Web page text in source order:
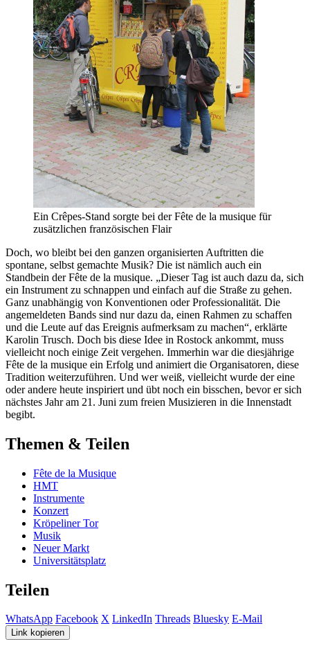
Ein Crêpes-Stand sorgte bei der Fête de la musique für
zusätzlichen französischen Flair
Doch, wo bleibt bei den ganzen organisierten Auftritten die
spontane, selbst gemachte Musik? Die ist nämlich auch ein
Standbein der Fête de la musique. „Dieser Tag ist auch dazu da, sich
ein Instrument zu schnappen und einfach auf die Straße zu gehen.
Ganz unabhängig von Konventionen oder Professionalität. Die
angemeldeten Bands sind nur dazu da, einen Rahmen zu schaffen
und die Leute auf das Ereignis aufmerksam zu machen“, erklärte
Karolin Trusch. Doch bis diese Idee in Rostock ankommt, muss
vielleicht noch einige Zeit vergehen. Immerhin war die diesjährige
Fête de la musique ein Erfolg und animiert die Organisatoren, diese
Tradition weiterzuführen. Und wer weiß, vielleicht wurde der eine
oder andere heute inspiriert und übt noch ein bisschen, bevor er sich
nächstes Jahr am 21. Juni zum freien Musizieren in die Innenstadt
begibt.
Themen & Teilen
Fête de la Musique
HMT
Instrumente
Konzert
Kröpeliner Tor
Musik
Neuer Markt
Universitätsplatz
Teilen
WhatsApp Facebook X LinkedIn Threads Bluesky E-Mail
Link kopieren